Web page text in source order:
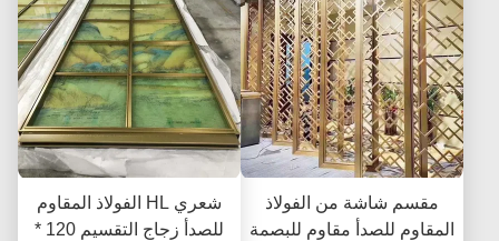
مقسم شاشة من الفولاذ
المقاوم للصدأ مقاوم للبصمة
شعري HL الفولاذ المقاوم
للصدأ زجاج التقسيم 120 *